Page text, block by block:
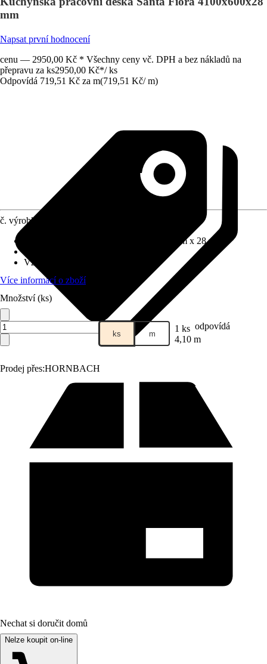
mm
Napsat první hodnocení
cenu — 2950,00 Kč * Všechny ceny vč. DPH a bez nákladů na
přepravu za ks2950,00 Kč*/ ks
Odpovídá 719,51 Kč za m(719,51 Kč/ m)
Prodej přes:HORNBACH
č. výrobku
4100 mm x 600 mm x 28 mm
Vzhled dekoru
Více informací o zboží
Množství (ks)
ks m 1 ks odpovídá
4,10 m
Nechat si doručit domů
Nelze koupit on-line